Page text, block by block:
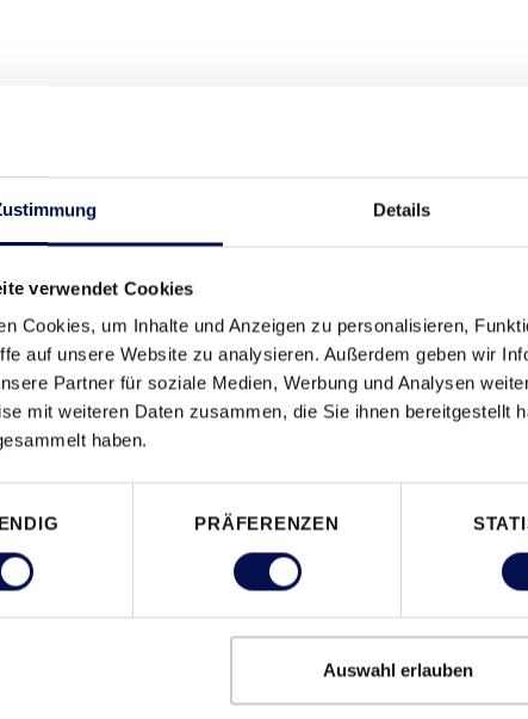
Details
verwendet Cookies
Cookies, um Inhalte und Anzeigen zu personalisieren,
auf unsere Website zu analysieren. Außerdem geben wir
Partner für soziale Medien, Werbung und Analysen
mit weiteren Daten zusammen, die Sie ihnen bereitgestellt
haben.
PRÄFERENZEN
Auswahl erlauben
in internationalem Konzern
ohne Stau (zB keine Tangente A23)
und
und diverse Gesundheitsaktionen (Impfungen,
Partner